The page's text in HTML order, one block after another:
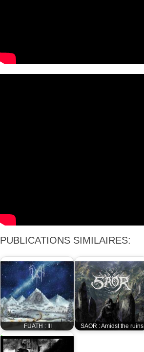
PUBLICATIONS SIMILAIRES:
FUATH : III SAOR : Amidst the ruins